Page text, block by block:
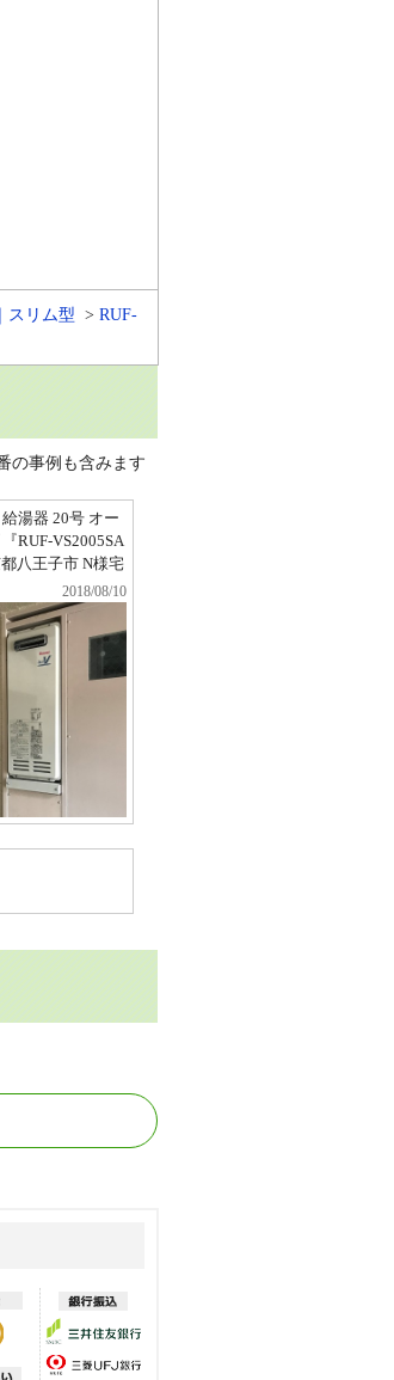
スリム型
RUF-
の事例も含みます
給湯器 20号 オー
RUF-VS2005SA
八王子市 N様宅
2018/08/10